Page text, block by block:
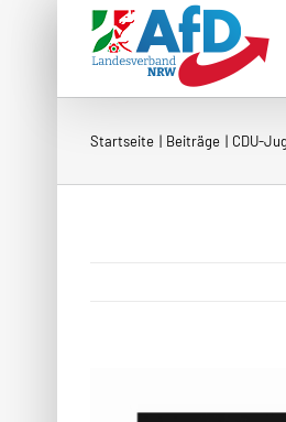
Startseite Beiträge CDU-